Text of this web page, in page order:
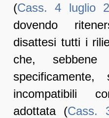
(Cass. 4 luglio
dovendo
disattesi tutti i
che, sebbene
specificamente,
incompatibili
adottata (Cass.